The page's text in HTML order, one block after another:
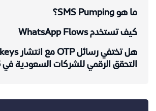
ما هو SMS Pumping؟
كيف تستخدم WhatsApp Flows
التحقق الرقمي للشركات السعودية في 2026